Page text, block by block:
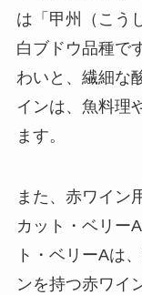
は「甲州（こう
白ブドウ品種で
わいと、繊細な
インは、魚料理
ます。
また、赤ワイン
カット・ベリー
ト・ベリーAは
ンを持つ赤ワイ